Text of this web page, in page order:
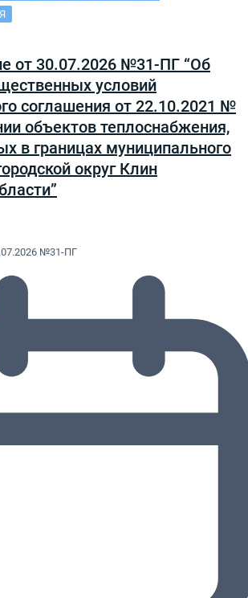
от 30.07.2026 №31-ПГ “Об
условий
соглашения от 22.10.2021 №
объектов теплоснабжения,
в границах муниципального
округ Клин
№31-ПГ